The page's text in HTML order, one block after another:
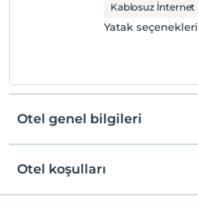
Kablosuz İnternet
Yatak seçenekleri
Otel genel bilgileri
Otel koşulları
Check/in